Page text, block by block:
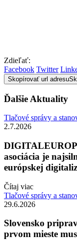
Zdieľať:
Facebook Twitter
Skopírovať url adresu
Ďalšie Aktuality
Tlačové správy a
2.7.2026
asociácia je
európskej
Čítaj viac
Tlačové správy a
29.6.2026
Slovensko
prvom mieste